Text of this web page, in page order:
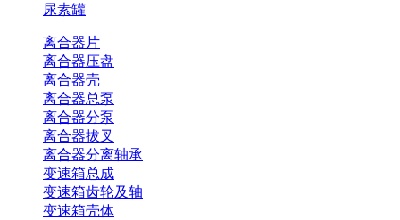
尿素罐
离合器片
离合器压盘
离合器壳
离合器总泵
离合器分泵
离合器拔叉
离合器分离轴承
变速箱总成
变速箱齿轮及轴
变速箱壳体